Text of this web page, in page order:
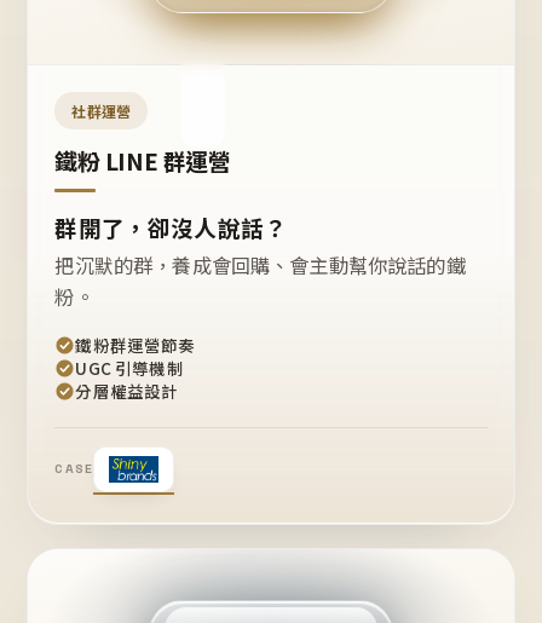
開團
嗎？
社群運營
鐵粉 LINE 群運營
群開了，卻沒人說話？
把沉默的群，養成會回購、會主動幫你說話的鐵
粉。
鐵粉群運營節奏
UGC 引導機制
分層權益設計
CASE